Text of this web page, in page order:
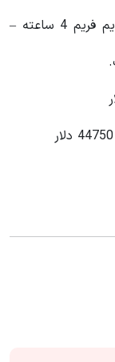
اندیکاتور شاخص قدرت نسبی (RSI ) در تایم فریم 4 ساعته –